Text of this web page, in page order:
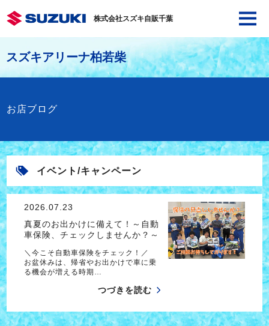
株式会社スズキ自販千葉
スズキアリーナ柏若柴
お店ブログ
イベント/キャンペーン
2026.07.23
真夏のお出かけに備えて！～自動
車保険、チェックしませんか？～
＼今こそ自動車保険をチェック！／
お盆休みは、帰省やお出かけで車に乗
る機会が増える時期…
つづきを読む